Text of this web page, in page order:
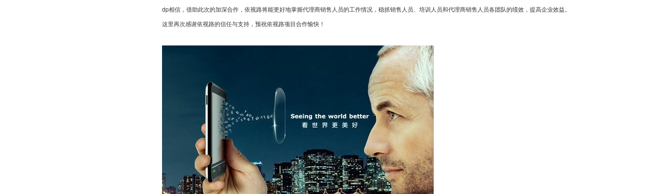
dp相信，借助此次的加深合作，依视路将能更好地掌握代理商销售人员的工作情况，稳抓销售人员、培训人员和代理商销售人员各团队的绩效，提高企业效益。
这里再次感谢依视路的信任与支持，预祝依视路项目合作愉快！